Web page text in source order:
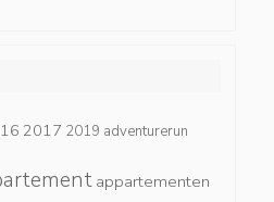
2017 2019 adventurerun
appartementen